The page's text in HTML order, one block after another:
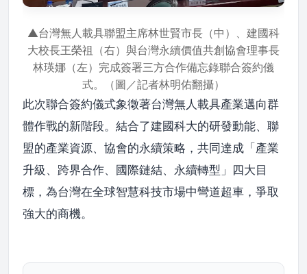
▲台灣無人載具聯盟主席林世賢市長（中）、建國科
大校長王榮祖（右）與台灣永續價值共創協會理事長
林瑛娜（左）完成簽署三方合作備忘錄聯合簽約儀
式。（圖／記者林明佑翻攝）
此次聯合簽約儀式象徵著台灣無人載具產業邁向群
體作戰的新階段。結合了建國科大的研發動能、聯
盟的產業資源、協會的永續策略，共同達成「產業
升級、跨界合作、國際鏈結、永續轉型」四大目
標，為台灣在全球智慧科技市場中彎道超車，爭取
強大的商機。